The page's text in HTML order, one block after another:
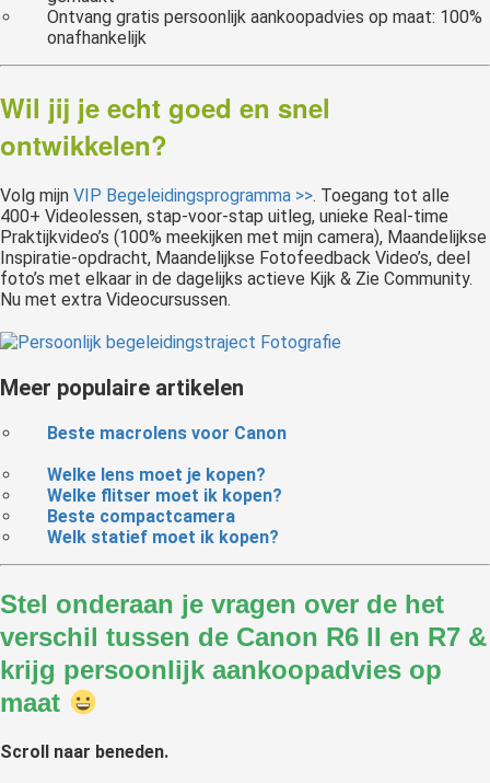
Ontvang gratis persoonlijk aankoopadvies op maat: 100%
onafhankelijk
Wil jij je echt goed en snel
ontwikkelen?
Volg mijn VIP Begeleidingsprogramma >>. Toegang tot alle
400+ Videolessen, stap-voor-stap uitleg, unieke Real-time
Praktijkvideo’s (100% meekijken met mijn camera), Maandelijkse
Inspiratie-opdracht, Maandelijkse Fotofeedback Video’s, deel
foto’s met elkaar in de dagelijks actieve Kijk & Zie Community.
Nu met extra Videocursussen.
Meer populaire artikelen
Beste macrolens voor Canon
Welke lens moet je kopen?
Welke flitser moet ik kopen?
Beste compactcamera
Welk statief moet ik kopen?
Stel onderaan je vragen over de het
verschil tussen de Canon R6 II en R7 &
krijg persoonlijk aankoopadvies op
maat
Scroll naar beneden.